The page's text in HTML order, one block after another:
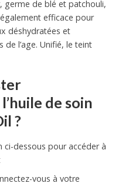
germe de blé et patchouli,
efficace pour
déshydratées et
l’age. Unifié, le teint
de soin
?
ci-dessous pour accéder à
vous à votre